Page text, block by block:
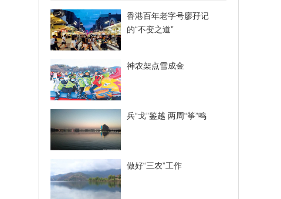
香港百年老字号廖孖记
的“不变之道”
神农架点雪成金
兵“戈”鉴越 两周“筝”鸣
做好“三农”工作